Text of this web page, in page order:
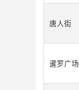
唐人街
暹罗广场